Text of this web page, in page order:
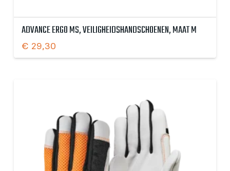
ADVANCE ERGO MS, VEILIGHEIDSHANDSCHOENEN, MAAT M
€ 29,30